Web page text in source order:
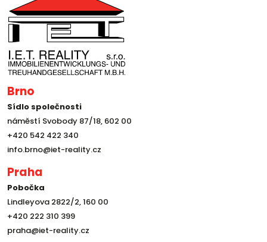
Brno
Sídlo společnosti
náměstí Svobody 87/18, 602 00
+420 542 422 340
info.brno@iet-reality.cz
Praha
Pobočka
Lindleyova 2822/2, 160 00
+420 222 310 399
praha@iet-reality.cz